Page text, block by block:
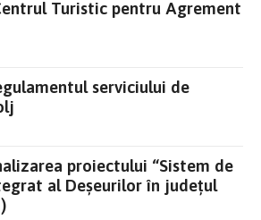
Turistic pentru Agrement
serviciului de
proiectului “Sistem de
al Deşeurilor în judeţul